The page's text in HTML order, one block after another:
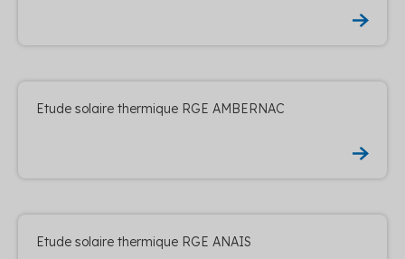
Etude solaire thermique RGE AMBERNAC
Etude solaire thermique RGE ANAIS